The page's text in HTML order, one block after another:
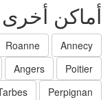
أخرى
Annecy
Roanne
Poitier
Angers
Perpignan
Tarbes